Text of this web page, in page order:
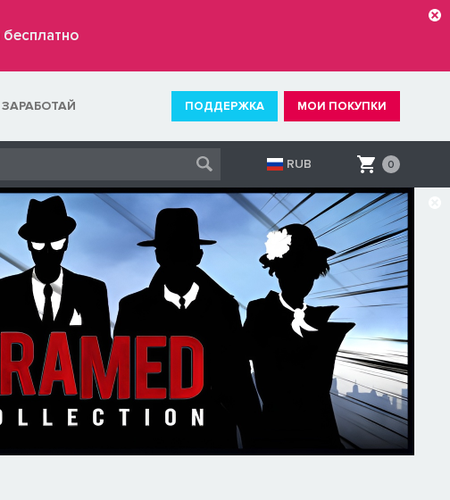
бесплатно
ЗАРАБОТАЙ ПОДДЕРЖКА МОИ ПОКУПКИ
RUB 0